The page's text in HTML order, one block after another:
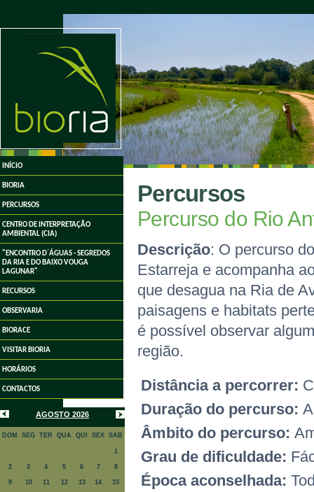
INÍCIO
BIORIA
PERCURSOS
CENTRO DE INTERPRETAÇÃO
AMBIENTAL (CIA)
"ENCONTRO D´ÁGUAS - SEGREDOS
DA RIA E DO BAIXO VOUGA
LAGUNAR"
RECURSOS
OBSERVARIA
BIORACE
VISITAR BIORIA
HORÁRIOS
CONTACTOS
AGOSTO 2026
DOM SEG TER QUA QUI SEX SAB
1
2 3 4 5 6 7 8
9 10 11 12 13 14 15
Percursos
Percurso do Rio
Descrição: O percurso
Estarreja e acompanha
que desagua na Ria de
paisagens e habitats
é possível observar
região.
Distância a percorrer:
Duração do percurso:
Âmbito do percurso:
Grau de dificuldade:
Época aconselhada: